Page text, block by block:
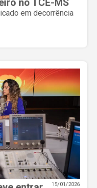
no TCE-MS
em decorrência
15/01/2026